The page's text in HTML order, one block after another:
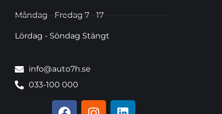
Måndag - Fredag 7 - 17
Lördag - Söndag Stängt
info@auto7h.se
033-100 000